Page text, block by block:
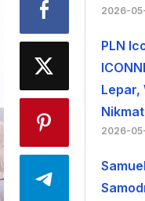
2026-
PLN
Lepar,
2026-